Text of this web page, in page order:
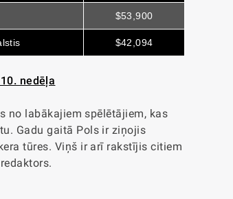
$53,900
$42,094
nedēļa
no labākajiem spēlētājiem, kas
Gadu gaitā Pols ir ziņojis
tūres. Viņš ir arī rakstījis citiem